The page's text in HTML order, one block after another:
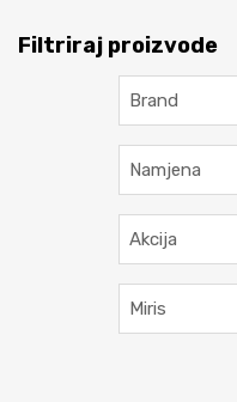
Filtriraj proizvode
Brand
Namjena
Akcija
Miris